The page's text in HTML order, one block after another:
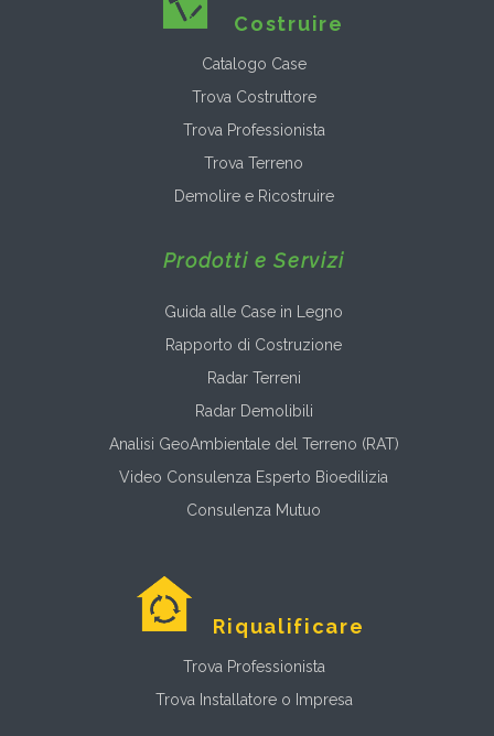
Costruire
Catalogo Case
Trova Costruttore
Trova Professionista
Trova Terreno
Demolire e Ricostruire
Prodotti e Servizi
Guida alle Case in Legno
Rapporto di Costruzione
Radar Terreni
Radar Demolibili
Analisi GeoAmbientale del Terreno (RAT)
Video Consulenza Esperto Bioedilizia
Consulenza Mutuo
Riqualificare
Trova Professionista
Trova Installatore o Impresa